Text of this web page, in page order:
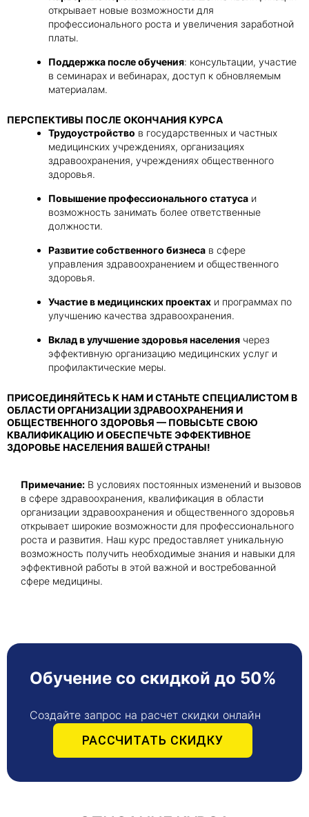
открывает новые возможности для
профессионального роста и увеличения заработной
платы.
Поддержка после обучения: консультации, участие
в семинарах и вебинарах, доступ к обновляемым
материалам.
ПЕРСПЕКТИВЫ ПОСЛЕ ОКОНЧАНИЯ КУРСА
Трудоустройство в государственных и частных
медицинских учреждениях, организациях
здравоохранения, учреждениях общественного
здоровья.
Повышение профессионального статуса и
возможность занимать более ответственные
должности.
Развитие собственного бизнеса в сфере
управления здравоохранением и общественного
здоровья.
Участие в медицинских проектах и программах по
улучшению качества здравоохранения.
Вклад в улучшение здоровья населения через
эффективную организацию медицинских услуг и
профилактические меры.
ПРИСОЕДИНЯЙТЕСЬ К НАМ И СТАНЬТЕ СПЕЦИАЛИСТОМ В
ОБЛАСТИ ОРГАНИЗАЦИИ ЗДРАВООХРАНЕНИЯ И
ОБЩЕСТВЕННОГО ЗДОРОВЬЯ — ПОВЫСЬТЕ СВОЮ
КВАЛИФИКАЦИЮ И ОБЕСПЕЧЬТЕ ЭФФЕКТИВНОЕ
ЗДОРОВЬЕ НАСЕЛЕНИЯ ВАШЕЙ СТРАНЫ!
Примечание: В условиях постоянных изменений и вызовов
в сфере здравоохранения, квалификация в области
организации здравоохранения и общественного здоровья
открывает широкие возможности для профессионального
роста и развития. Наш курс предоставляет уникальную
возможность получить необходимые знания и навыки для
эффективной работы в этой важной и востребованной
сфере медицины.
Обучение со скидкой до 50%
Создайте запрос на расчет скидки онлайн
РАССЧИТАТЬ СКИДКУ